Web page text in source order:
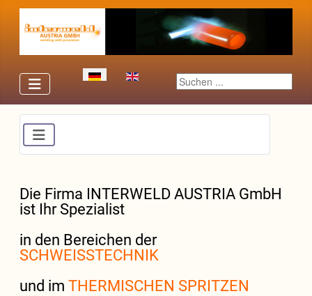
Sprache auswählen Suchen ...
Die Firma INTERWELD AUSTRIA GmbH
ist Ihr Spezialist
in den Bereichen der
SCHWEISSTECHNIK
und im THERMISCHEN SPRITZEN